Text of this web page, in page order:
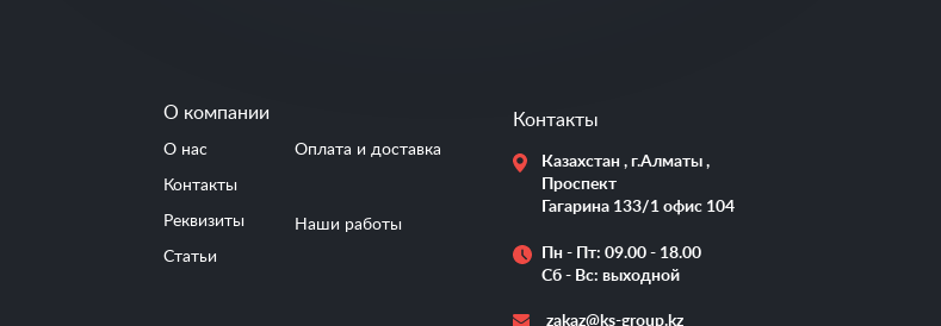
О компании
О нас
Контакты
Реквизиты
Статьи
Оплата и доставка
Наши работы
Контакты
Казахстан , г.Алматы ,
Проспект
Гагарина 133/1 офис 104
Пн - Пт: 09.00 - 18.00
Сб - Вс: выходной
zakaz@ks-group.kz